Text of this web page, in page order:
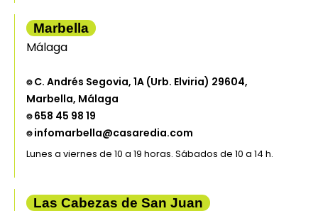
Marbella
Málaga
⌾ C. Andrés Segovia, 1A (Urb. Elviria) 29604,
Marbella, Málaga
⌾ 658 45 98 19
⌾ infomarbella@casaredia.com
Lunes a viernes de 10 a 19 horas. Sábados de 10 a 14 h.
Las Cabezas de San Juan